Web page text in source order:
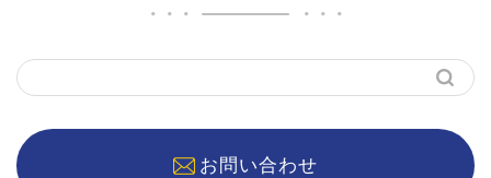
お問い合わせ